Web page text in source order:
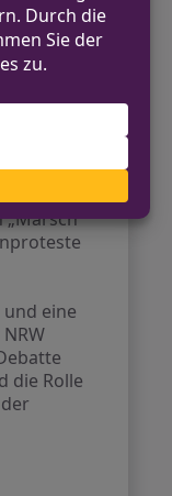
beim
ist.
Jahr
eine
die Rolle